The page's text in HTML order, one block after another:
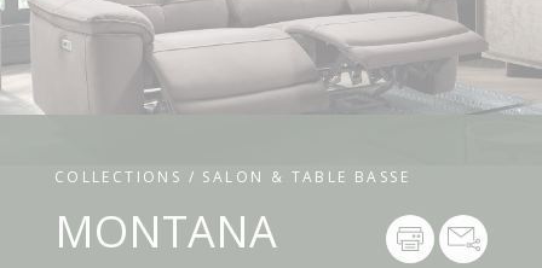
COLLECTIONS / SALON & TABLE BASSE
MONTANA